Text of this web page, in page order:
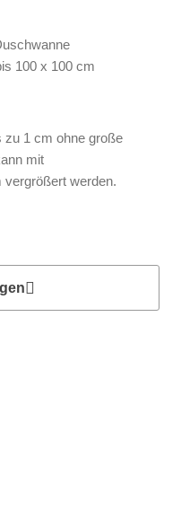
100 x 100 cm
zu 1 cm ohne große
mit
vergrößert werden.